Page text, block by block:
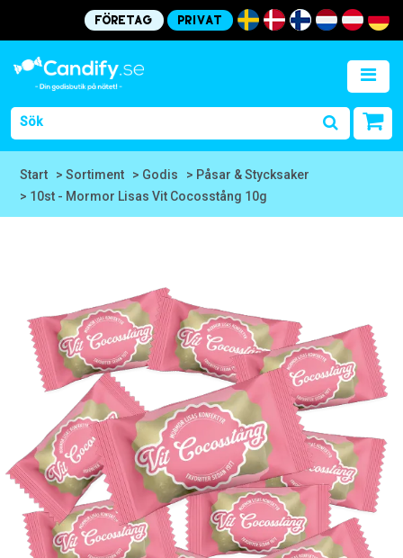
Företag Privat
Start > Sortiment > Godis
> Påsar & Stycksaker
> 10st - Mormor Lisas Vit Cocosstång 10g